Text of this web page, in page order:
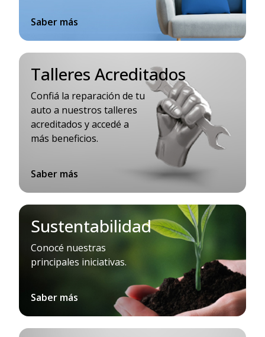
Saber más
Talleres Acreditados
Confiá la reparación de tu
auto a nuestros talleres
acreditados y accedé a
más beneficios.
Saber más
Sustentabilidad
Conocé nuestras
principales iniciativas.
Saber más